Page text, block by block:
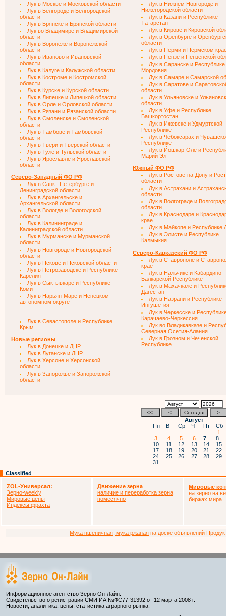
Лук в Москве и Московской области
Лук в Белгороде и Белгородской
области
Лук в Брянске и Брянской области
Лук во Владимире и Владимирской
области
Лук в Воронеже и Воронежской
области
Лук в Иваново и Ивановской
области
Лук в Калуге и Калужской области
Лук в Костроме и Костромской
области
Лук в Курске и Курской области
Лук в Липецке и Липецкой области
Лук в Орле и Орловской области
Лук в Рязани и Рязанской области
Лук в Смоленске и Смоленской
области
Лук в Тамбове и Тамбовской
области
Лук в Твери и Тверской области
Лук в Туле и Тульской области
Лук в Ярославле и Ярославской
области
Северо-Западный ФО РФ
Лук в Санкт-Петербурге и
Ленинградской области
Лук в Архангельске и
Архангельской области
Лук в Вологде и Вологодской
области
Лук в Калининграде и
Калиниградской области
Лук в Мурманске и Мурманской
области
Лук в Новгороде и Новгородской
области
Лук в Пскове и Псковской области
Лук в Петрозаводске и Республике
Карелия
Лук в Сыктывкаре и Республике
Коми
Лук в Нарьян-Маре и Ненецком
автономном округе
Лук в Севастополе и Республике
Крым
Новые регионы
Лук в Донецке и ДНР
Лук в Луганске и ЛНР
Лук в Херсоне и Херсонской
области
Лук в Запорожье и Запорожской
области
Лук в Нижнем Новгороде и
Нижегородской области
Лук в Казани и Республике
Татарстан
Лук в Кирове и Кировской
Лук в Оренбурге и
области
Лук в Перми и Пермском
Лук в Пензе и Пензенской
Лук в Саранске и Республике
Мордовия
Лук в Самаре и Самарской
Лук в Саратове и
области
Лук в Ульяновске и
области
Лук в Уфе и Республике
Башкортостан
Лук в Ижевске и Удмуртской
Республике
Лук в Чебоксарах и
Республике
Лук в Йошкар-Оле и
Марий Эл
Южный ФО РФ
Лук в Ростове-на-Дону и
области
Лук в Астрахани и
области
Лук в Волгограде и
области
Лук в Краснодаре и
крае
Лук в Майкопе и Республике
Лук в Элисте и Республике
Калмыкия
Северо-Кавказский ФО РФ
Лук в Ставрополе и
крае
Лук в Нальчике и Кабардино-
Балкарской Республике
Лук в Махачкале и
Дагестан
Лук в Назрани и Республике
Ингушетия
Лук в Черкесске и
Карачаево-Черкессия
Лук во Владикавказе и
Северная Осетия-Алания
Лук в Грозном и Чеченской
Республике
Август
Пн
Вт Ср Чт Пт Сб
1
3
4 5 6 7 8
10
11 12 13 14 15
17
18 19 20 21 22
24
25 26 27 28 29
31
Classified
ZOL-Универсал:
Зерно-weekly
Мировые цены
Индексы фрахта
Движение зерна
наличие и переработка зерна
помесячно
Мировые
на зерно на
биржах мира
Мука пшеничная, мука ржаная на доске объявлений
Информационное агентство Зерно Он-Лайн.
Свидетельство о регистрации СМИ ИА №ФС77-31392 от 12 марта 2008 г.
Новости, аналитика, цены, статистика аграрного рынка.